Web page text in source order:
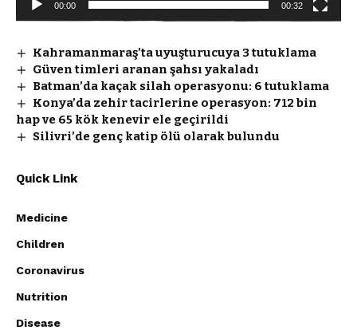
00:00 00:32
Kahramanmaraş’ta uyuşturucuya 3 tutuklama
Güven timleri aranan şahsı yakaladı
Batman’da kaçak silah operasyonu: 6 tutuklama
Konya’da zehir tacirlerine operasyon: 712 bin
hap ve 65 kök kenevir ele geçirildi
Silivri’de genç katip ölü olarak bulundu
Quick Link
Medicine
Children
Coronavirus
Nutrition
Disease